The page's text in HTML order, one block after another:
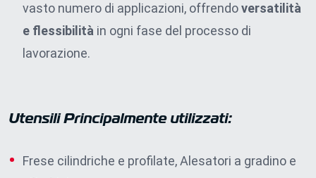
vasto numero di applicazioni, offrendoversatilità
e flessibilità in ogni fase del processo di
lavorazione.
Utensili Principalmente utilizzati:
Frese cilindriche e profilate, Alesatori a gradino e